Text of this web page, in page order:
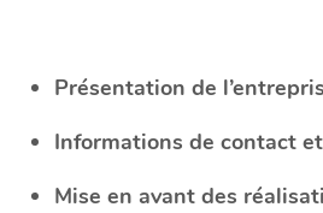
Présentation de
Informations de contact
Mise en avant des